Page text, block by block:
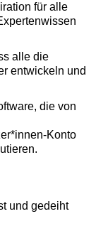
für alle
alle die
entwickeln und
die von
Konto
und gedeiht